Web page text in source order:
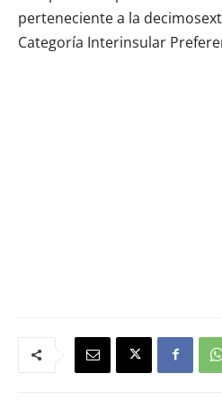
perteneciente a la
Categoría Interinsular